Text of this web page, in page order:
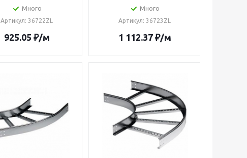
Много
Артикул: 36722ZL
925.05 ₽/м
Много
Артикул: 36723ZL
1 112.37₽/м